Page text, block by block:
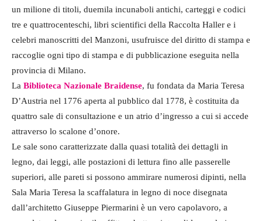
un milione di titoli, duemila incunaboli antichi, carteggi e codici
tre e quattrocenteschi, libri scientifici della Raccolta Haller e i
celebri manoscritti del Manzoni, usufruisce del diritto di stampa e
raccoglie ogni tipo di stampa e di pubblicazione eseguita nella
provincia di Milano.
La Biblioteca Nazionale Braidense, fu fondata da Maria Teresa
D’Austria nel 1776 aperta al pubblico dal 1778, è costituita da
quattro sale di consultazione e un atrio d’ingresso a cui si accede
attraverso lo scalone d’onore.
Le sale sono caratterizzate dalla quasi totalità dei dettagli in
legno, dai leggi, alle postazioni di lettura fino alle passerelle
superiori, alle pareti si possono ammirare numerosi dipinti, nella
Sala Maria Teresa la scaffalatura in legno di noce disegnata
dall’architetto Giuseppe Piermarini è un vero capolavoro, a